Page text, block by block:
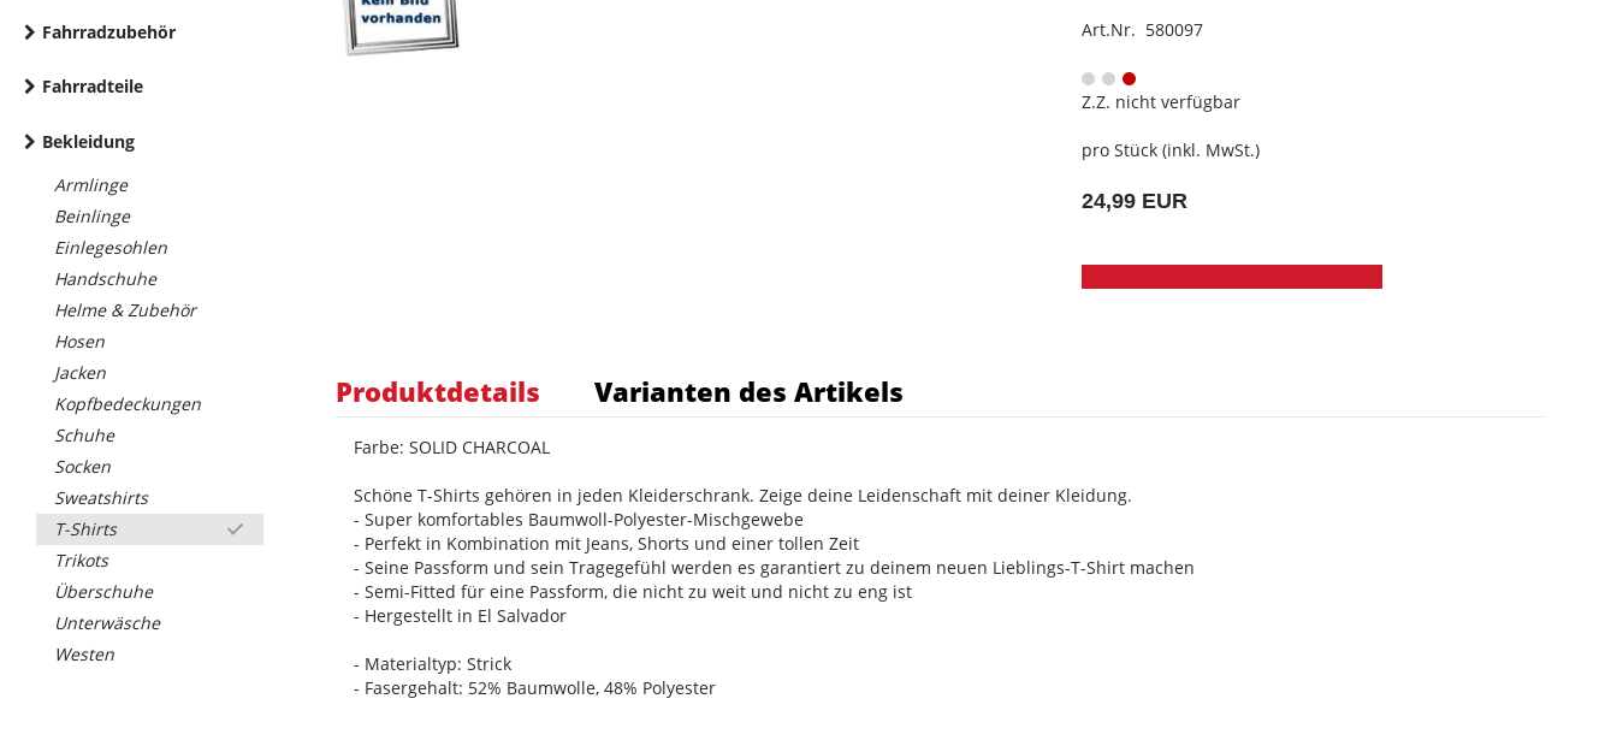
Fahrradzubehör
Fahrradteile
Bekleidung
Armlinge
Beinlinge
Einlegesohlen
Handschuhe
Helme & Zubehör
Hosen
Jacken
Kopfbedeckungen
Schuhe
Socken
Sweatshirts
T-Shirts
Trikots
Überschuhe
Unterwäsche
Westen
Art.Nr. 580097
Z.Z. nicht verfügbar
pro Stück (inkl. MwSt.)
24,99 EUR
Produktdetails Varianten des Artikels
Farbe: SOLID CHARCOAL
Schöne T-Shirts gehören in jeden Kleiderschrank. Zeige deine Leidenschaft mit deiner Kleidung.
- Super komfortables Baumwoll-Polyester-Mischgewebe
- Perfekt in Kombination mit Jeans, Shorts und einer tollen Zeit
- Seine Passform und sein Tragegefühl werden es garantiert zu deinem neuen Lieblings-T-Shirt machen
- Semi-Fitted für eine Passform, die nicht zu weit und nicht zu eng ist
- Hergestellt in El Salvador
- Materialtyp: Strick
- Fasergehalt: 52% Baumwolle, 48% Polyester